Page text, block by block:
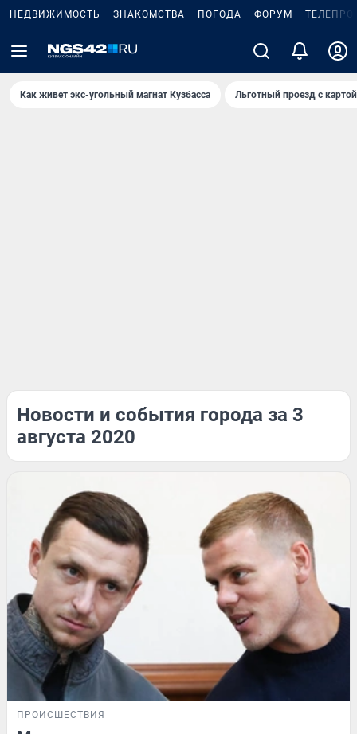
НЕДВИЖИМОСТЬ ЗНАКОМСТВА ПОГОДА ФОРУМ
Как живет экс-угольный магнат Кузбасса Льготный проезд с
Новости и события города за 3
августа 2020
ПРОИСШЕСТВИЯ